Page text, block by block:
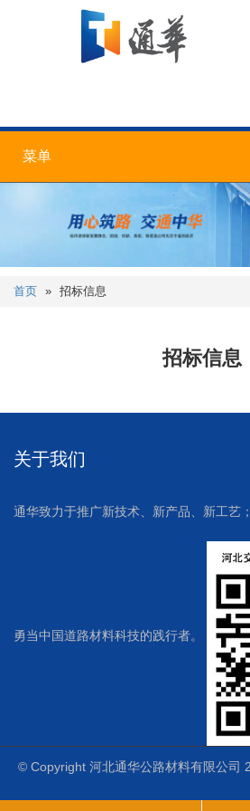
菜单
首页 » 招标信息
招标信息
关于我们
通华致力于推广新技术、新产品、新工艺
勇当中国道路材料科技的践行者。
© Copyright 河北通华公路材料有限公司